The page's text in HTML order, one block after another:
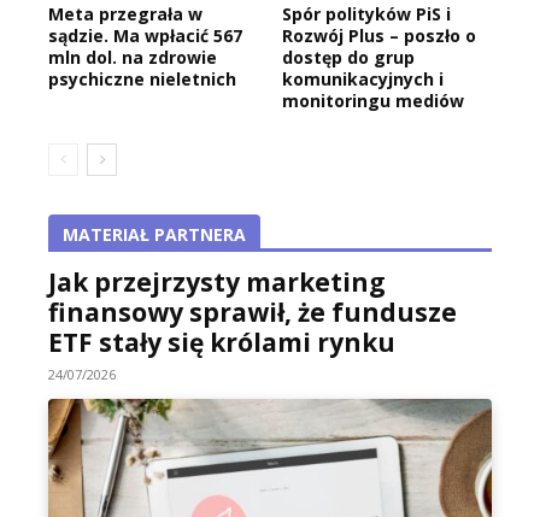
Meta przegrała w
sądzie. Ma wpłacić 567
mln dol. na zdrowie
psychiczne nieletnich
Spór polityków PiS i
Rozwój Plus – poszło o
dostęp do grup
komunikacyjnych i
monitoringu mediów
MATERIAŁ PARTNERA
Jak przejrzysty marketing
finansowy sprawił, że fundusze
ETF stały się królami rynku
24/07/2026